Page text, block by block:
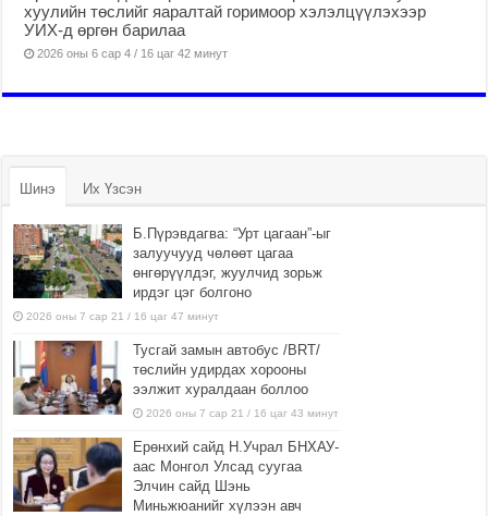
хуулийн төслийг яаралтай горимоор хэлэлцүүлэхээр
УИХ-д өргөн барилаа
2026 оны 6 сар 4 / 16 цаг 42 минут
Шинэ Их Үзсэн
Б.Пүрэвдагва: “Урт цагаан”-ыг
залуучууд чөлөөт цагаа
өнгөрүүлдэг, жуулчид зорьж
ирдэг цэг болгоно
2026 оны 7 сар 21 / 16 цаг 47 минут
Тусгай замын автобус /BRT/
төслийн удирдах хорооны
ээлжит хуралдаан боллоо
2026 оны 7 сар 21 / 16 цаг 43 минут
Ерөнхий сайд Н.Учрал БНХАУ-
аас Монгол Улсад суугаа
Элчин сайд Шэнь
Миньжюанийг хүлээн авч